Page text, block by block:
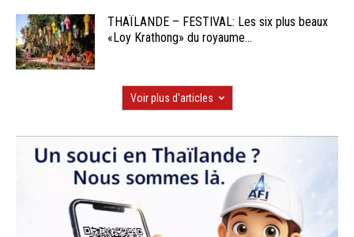
THAÏLANDE – FESTIVAL: Les six plus beaux
«Loy Krathong» du royaume...
Voir plus d'articles